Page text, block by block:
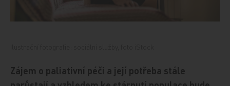
Zájem o paliativní péči a její potřeba stále